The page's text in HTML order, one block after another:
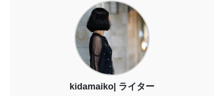
kidamaiko ライター